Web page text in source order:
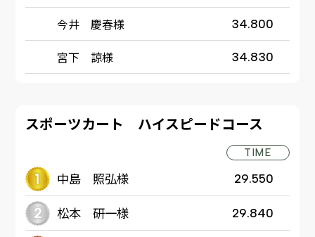
今井 慶春様 34.800
宮下 諒様 34.830
スポーツカート ハイスピードコース
TIME
中島 照弘様 29.550
松本 研一様 29.840